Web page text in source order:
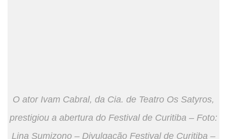
O ator Ivam Cabral, da Cia. de Teatro Os Satyros,
prestigiou a abertura do Festival de Curitiba – Foto:
Lina Sumizono – Divulgação Festival de Curitiba –